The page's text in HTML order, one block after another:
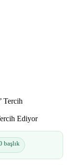
Ediyor
başlık